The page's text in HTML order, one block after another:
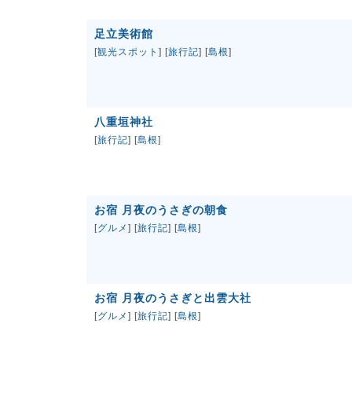
足立美術館
[観光スポット ] [旅行記] [島根]
八重垣神社
[旅行記] [島根]
お宿 月夜のうさぎの朝食
[グルメ ] [旅行記] [島根]
お宿 月夜のうさぎと出雲大社
[グルメ ] [旅行記] [島根]